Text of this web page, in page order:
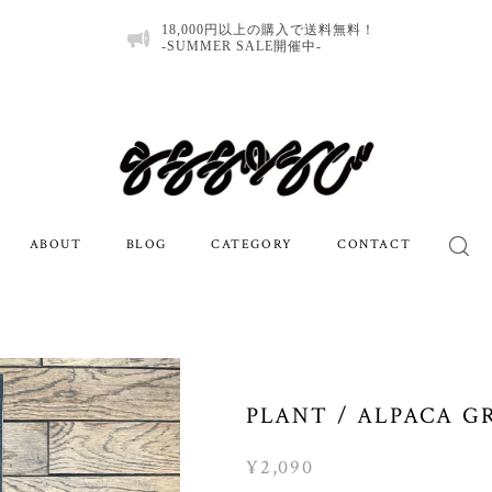
18,000円以上の購入で送料無料！
-SUMMER SALE開催中-
ABOUT BLOG CATEGORY CONTACT
PLANT / ALPACA
¥2,090